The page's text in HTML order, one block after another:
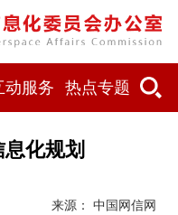
动服务 热点专题
化规划
来源： 中国网信网